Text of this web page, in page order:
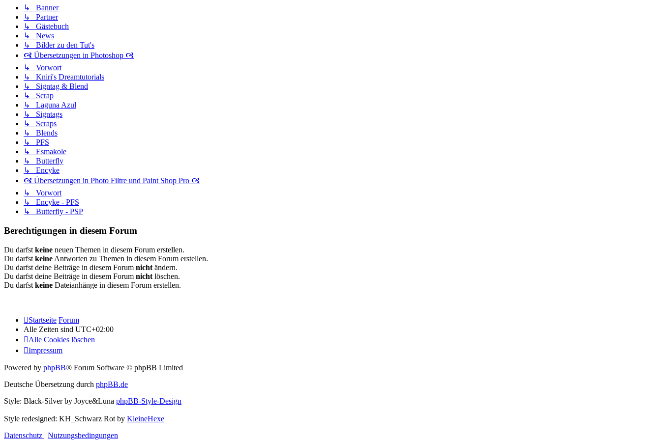
↳ Banner
↳ Partner
↳ Gästebuch
↳ News
↳ Bilder zu den Tut's
🙧 Übersetzungen in Photoshop 🙧
↳ Vorwort
↳ Kniri's Dreamtutorials
↳ Signtag & Blend
↳ Scrap
↳ Laguna Azul
↳ Signtags
↳ Scraps
↳ Blends
↳ PFS
↳ Esmakole
↳ Butterfly
↳ Encyke
🙧 Übersetzungen in Photo Filtre und Paint Shop Pro 🙧
↳ Vorwort
↳ Encyke - PFS
↳ Butterfly - PSP
Berechtigungen in diesem Forum
Du darfst keine neuen Themen in diesem Forum erstellen.
Du darfst keine Antworten zu Themen in diesem Forum erstellen.
Du darfst deine Beiträge in diesem Forum nicht ändern.
Du darfst deine Beiträge in diesem Forum nicht löschen.
Du darfst keine Dateianhänge in diesem Forum erstellen.
Startseite Forum
Alle Zeiten sind UTC+02:00
Alle Cookies löschen
Impressum
Powered by phpBB® Forum Software © phpBB Limited
Deutsche Übersetzung durch phpBB.de
Style: Black-Silver by Joyce&Luna phpBB-Style-Design
Style redesigned: KH_Schwarz Rot by KleineHexe
Datenschutz | Nutzungsbedingungen